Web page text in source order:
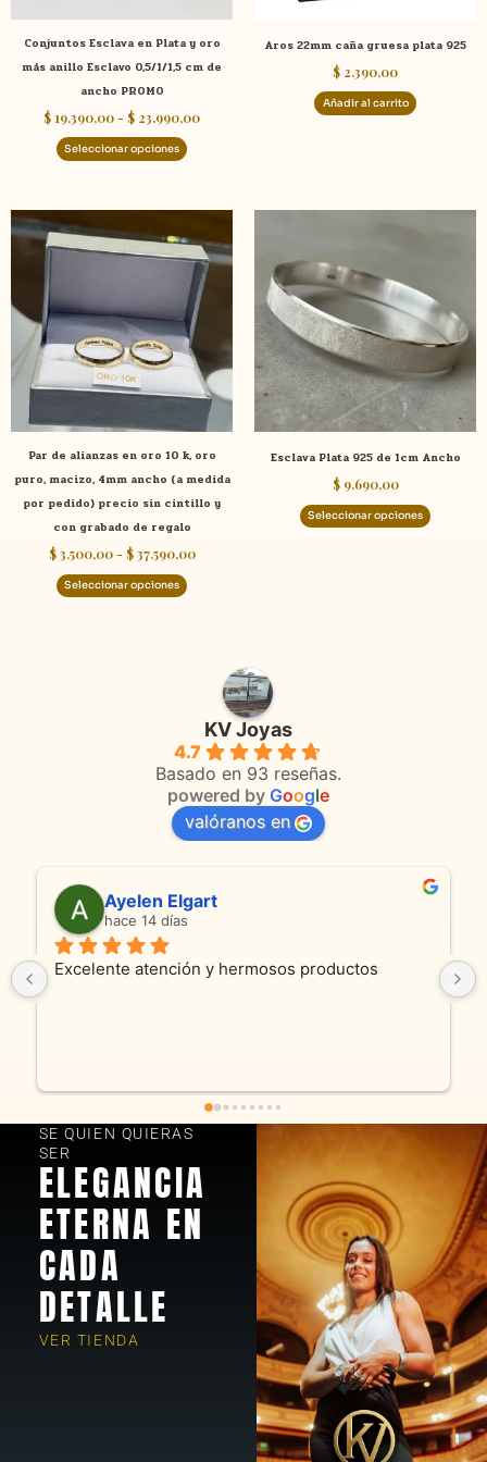
Conjuntos Esclava en Plata y oro
más anillo Esclavo 0,5/1/1,5 cm de
ancho PROMO
$ 19.390,00- $ 23.990,00
Seleccionar opciones
elegir
en
la
de
producto
Aros 22mm caña gruesa plata 925
$ 2.390,00
Añadir al carrito
Par de alianzas en oro 10 k, oro
puro, macizo, 4mm ancho (a medida
por pedido) precio sin cintillo y
con grabado de regalo
$3.500,00 - $37.590,00
precios:
desde
$ 3.500,00
hasta
$ 37.590,00
Seleccionar opciones
producto
tiene
múltiples
variantes.
Las
opciones
se
pueden
elegir
en
la
página
de
producto
Esclava Plata 925 de 1cm Ancho
$9.690,00
Seleccionar opciones
Las
se
elegir
en
página
KV Joyas
4.7
Basado en 93 reseñas.
powered by Google
valóranos en
Ayelen Elgart
hace 14 días
Excelente atención y hermosos productos
SE QUIEN QUIERAS
SER
ELEGANCIA
ETERNA EN
CADA
DETALLE
VER TIENDA